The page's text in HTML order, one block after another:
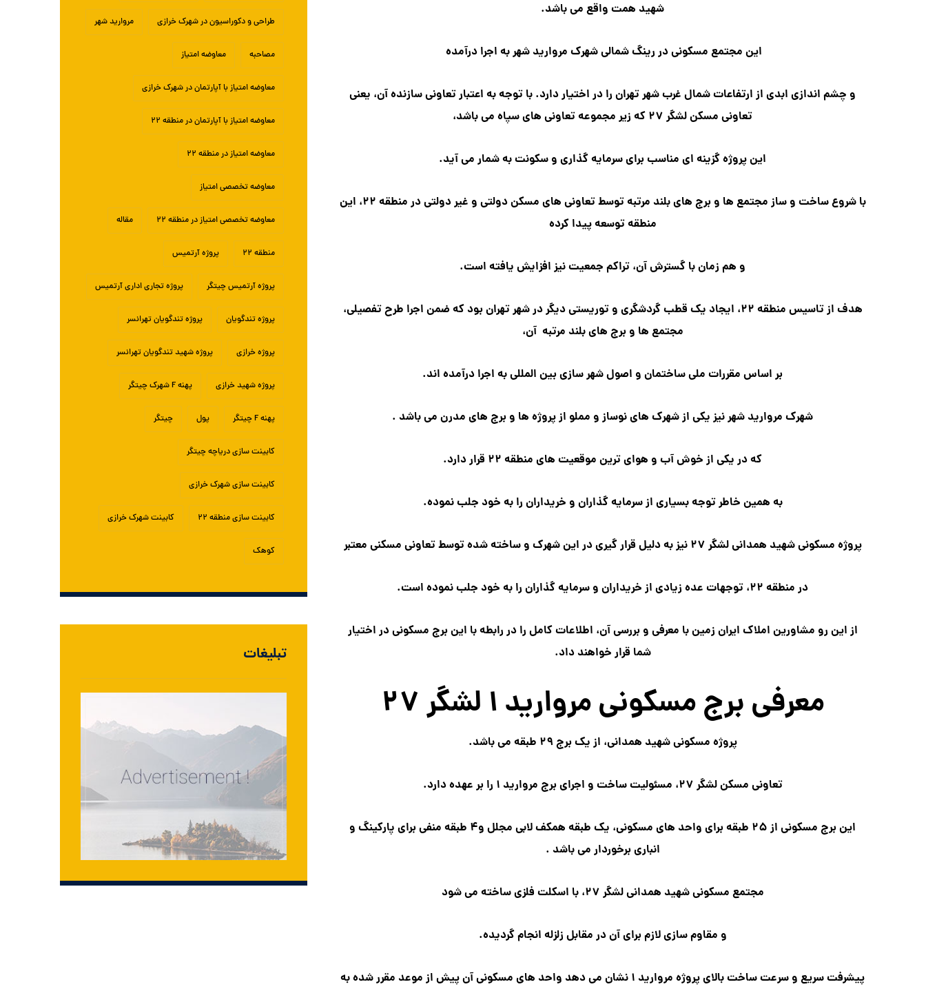
شهید همت واقع می باشد.
این مجتمع مسکونی در رینگ شمالی شهرک مروارید شهر به اجرا درآمده
و چشم اندازی ابدی از ارتفاعات شمال غرب شهر تهران را در اختیار دارد. با توجه به اعتبار تعاونی سازنده آن، یعنی
تعاونی مسکن لشگر ۲۷ که زیر مجموعه تعاونی های سپاه می باشد،
این پروژه گزینه ای مناسب برای سرمایه گذاری و سکونت به شمار می آید.
با شروع ساخت و ساز مجتمع ها و برج های بلند مرتبه توسط تعاونی های مسکن دولتی و غیر دولتی در منطقه ۲۲، این
منطقه توسعه پیدا کرده
و هم زمان با گسترش آن، تراکم جمعیت نیز افزایش یافته است.
هدف از تاسیس منطقه ۲۲، ایجاد یک قطب گردشگری و توریستی دیگر در شهر تهران بود که ضمن اجرا طرح تفصیلی،
مجتمع ها و برج های بلند مرتبه آن،
بر اساس مقررات ملی ساختمان و اصول شهر سازی بین المللی به اجرا درآمده اند.
شهرک مروارید شهر نیز یکی از شهرک های نوساز و مملو از پروژه ها و برج های مدرن می باشد .
که در یکی از خوش آب و هوای ترین موقعیت های منطقه ۲۲ قرار دارد.
به همین خاطر توجه بسیاری از سرمایه گذاران و خریداران را به خود جلب نموده.
پروژه مسکونی شهید همدانی لشگر ۲۷ نیز به دلیل قرار گیری در این شهرک و ساخته شده توسط تعاونی مسکنی معتبر
در منطقه ۲۲، توجهات عده زیادی از خریداران و سرمایه گذاران را به خود جلب نموده است.
از این رو مشاورین املاک ایران زمین با معرفی و بررسی آن، اطلاعات کامل را در رابطه با این برج مسکونی در اختیار
شما قرار خواهند داد.
معرفی برج مسکونی مروارید ۱ لشگر ۲۷
پروژه مسکونی شهید همدانی، از یک برج ۲۹ طبقه می باشد.
تعاونی مسکن لشگر ۲۷، مسئولیت ساخت و اجرای برج مروارید ۱ را بر عهده دارد.
این برج مسکونی از ۲۵ طبقه برای واحد های مسکونی، یک طبقه همکف لابی مجلل و۴ طبقه منفی برای پارکینگ و
انباری برخوردار می باشد .
مجتمع مسکونی شهید همدانی لشگر ۲۷، با اسکلت فلزی ساخته می شود
و مقاوم سازی لازم برای آن در مقابل زلزله انجام گردیده.
پیشرفت سریع و سرعت ساخت بالای پروژه مروارید ۱ نشان می دهد واحد های مسکونی آن پیش از موعد مقرر شده به
طراحی و دکوراسیون در شهرک خرازی مروارید شهر
مصاحبه معاوضه امتیاز
معاوضه امتیاز با آپارتمان در شهرک خرازی
معاوضه امتیاز با آپارتمان در منطقه ۲۲
معاوضه امتیاز در منطقه ۲۲
معاوضه تخصصی امتیاز
معاوضه تخصصی امتیاز در منطقه ۲۲ مقاله
منطقه ۲۲ پروژه آرتمیس
پروژه آرتمیس چیتگر پروژه تجاری اداری آرتمیس
پروژه تندگویان پروژه تندگویان تهرانسر
پروژه خرازی پروژه شهید تندگویان تهرانسر
پروژه شهید خرازی پهنه F شهرک چیتگر
پهنه F چیتگر پول چیتگر
کابینت سازی دریاچه چیتگر
کابینت سازی شهرک خرازی
کابینت سازی منطقه ۲۲ کابینت شهرک خرازی
کوهک
تبلیغات